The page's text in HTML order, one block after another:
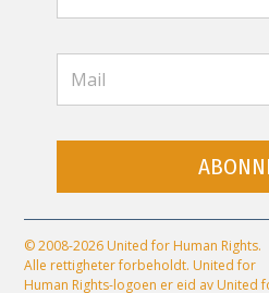
© 2008-2026 United for Human Rights.
Alle rettigheter forbeholdt. United for
Human Rights-logoen er eid av United